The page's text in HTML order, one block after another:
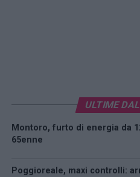
ULTIME
Montoro, furto di energia da
65enne
Poggioreale, maxi controlli: